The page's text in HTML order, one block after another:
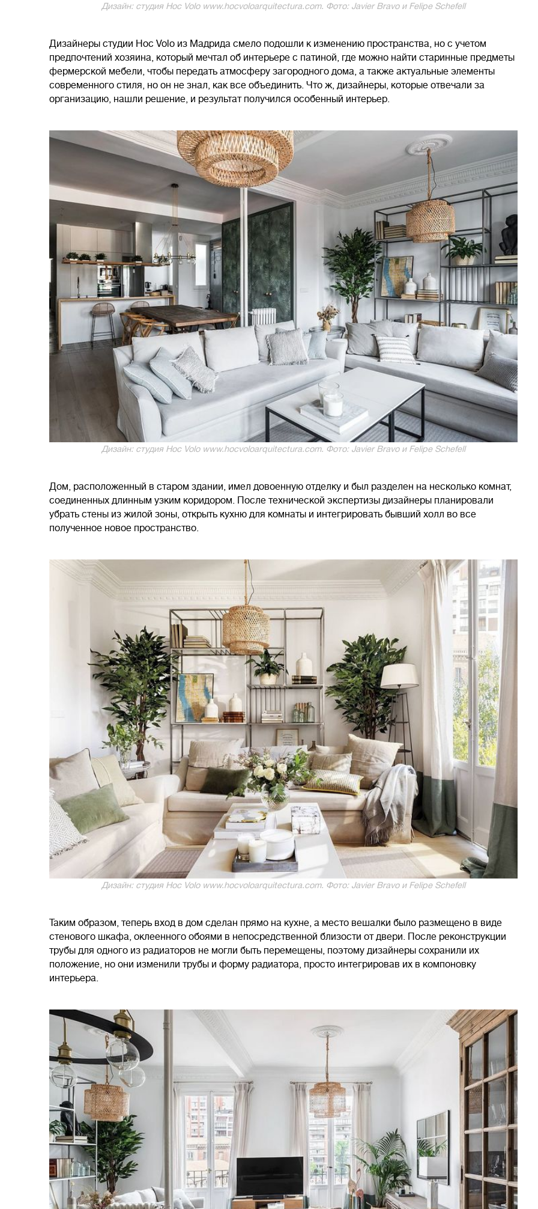
Дизайн: студия Hoc Volo www.hocvoloarquitectura.com. Фото: Javier Bravo и Felipe Schefell
Дизайнеры студии Hoc Volo из Мадрида смело подошли к изменению пространства, но с учетом
предпочтений хозяина, который мечтал об интерьере с патиной, где можно найти старинные предметы
фермерской мебели, чтобы передать атмосферу загородного дома, а также актуальные элементы
современного стиля, но он не знал, как все объединить. Что ж, дизайнеры, которые отвечали за
организацию, нашли решение, и результат получился особенный интерьер.
Дизайн: студия Hoc Volo www.hocvoloarquitectura.com. Фото: Javier Bravo и Felipe Schefell
Дом, расположенный в старом здании, имел довоенную отделку и был разделен на несколько комнат,
соединенных длинным узким коридором. После технической экспертизы дизайнеры планировали
убрать стены из жилой зоны, открыть кухню для комнаты и интегрировать бывший холл во все
полученное новое пространство.
Дизайн: студия Hoc Volo www.hocvoloarquitectura.com. Фото: Javier Bravo и Felipe Schefell
Таким образом, теперь вход в дом сделан прямо на кухне, а место вешалки было размещено в виде
стенового шкафа, оклеенного обоями в непосредственной близости от двери. После реконструкции
трубы для одного из радиаторов не могли быть перемещены, поэтому дизайнеры сохранили их
положение, но они изменили трубы и форму радиатора, просто интегрировав их в компоновку
интерьера.